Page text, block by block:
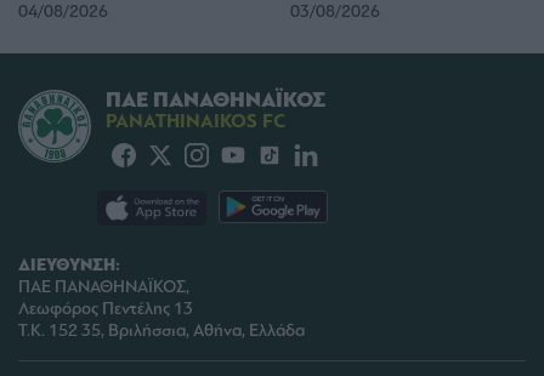
04/08/2026 03/08/2026
ΔΙΕΥΘΥΝΣΗ:
ΠΑΕ ΠΑΝΑΘΗΝΑΪΚΟΣ,
Λεωφόρος Πεντέλης 13
Τ.Κ. 152 35, Βριλήσσια, Αθήνα, Ελλάδα
ΠΑΕ ΠΑΝΑΘΗΝΑΪΚΟΣ
PANATHINAIKOS FC